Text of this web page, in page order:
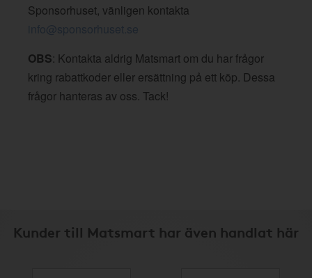
Sponsorhuset, vänligen kontakta
info@sponsorhuset.se
OBS: Kontakta aldrig Matsmart om du har frågor
kring rabattkoder eller ersättning på ett köp. Dessa
frågor hanteras av oss. Tack!
Kunder till Matsmart har även handlat här